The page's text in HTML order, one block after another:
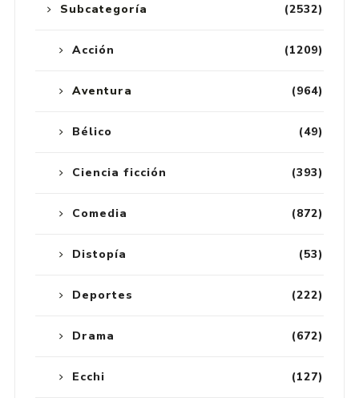
(2532)
Subcategoría
(1209)
Acción
(964)
Aventura
(49)
Bélico
(393)
Ciencia ficción
(872)
Comedia
(53)
Distopía
(222)
Deportes
(672)
Drama
(127)
Ecchi